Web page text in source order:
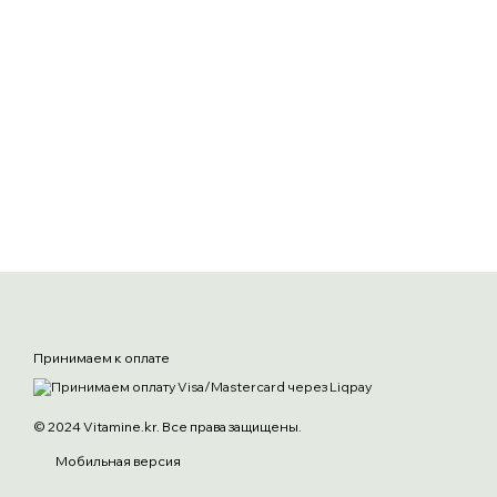
Принимаем к оплате
© 2024 Vitamine.kr. Все права защищены.
Мобильная версия